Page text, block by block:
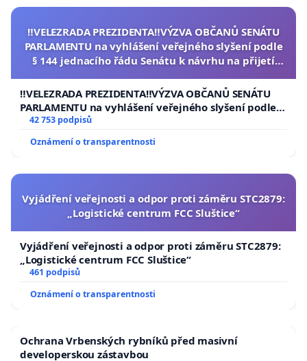
‼️VELEZRADA PREZIDENTA‼️VÝZVA OBČANŮ SENÁTU
PARLAMENTU na vyhlášení veřejného slyšení podle
§ 144 jednacího řádu Senátu k návrhu na přijetí
republiky
‼️VELEZRADA PREZIDENTA‼️VÝZVA OBČANŮ SENÁTU
PARLAMENTU na vyhlášení veřejného slyšení podle §
144 jednacího řádu Senátu k návrhu na přijetí
usnesení k podání ústavní žaloby na prezidenta
republiky
42 753 podpisů
Oznámení o transparentnosti
Vyjádření veřejnosti a odpor proti záměru STC2879:
„Logistické centrum FCC Sluštice“
Vyjádření veřejnosti a odpor proti záměru STC2879:
„Logistické centrum FCC Sluštice“
461 podpisů
Oznámení o transparentnosti
Ochrana Vrbenských rybníků před masivní
developerskou zástavbou